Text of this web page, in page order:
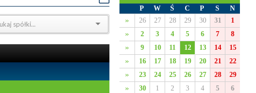
» 26 27 28 29 30 31 1
» 2 3 4 5 6 7 8
» 9 10 11 12 13 14 15
» 16 17 18 19 20 21 22
» 23 24 25 26 27 28 29
» 30 1 2 3 4 5 6
P W Ś C P S N